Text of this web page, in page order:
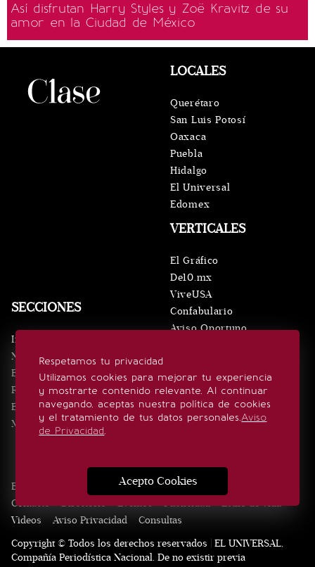
Así disfrutan Harry Styles y Zoë Kravitz de su
amor en la Ciudad de México
Respetamos tu privacidad
Utilizamos cookies para mejorar tu experiencia
y mostrarte contenido relevante. Al continuar
navegando, aceptas nuestra política de cookies
y el tratamiento de tus datos personales.Aviso
de Privacidad.
Acepto Cookies
SECCIONES
Inicio
Noticias
Eventos
Realeza
Estilo de vida
Minuto x Minuto
VERTICALES
El Gráfico
De10.mx
ViveUSA
Confabulario
Aviso Oportuno
LOCALES
Querétaro
San Luis Potosí
Oaxaca
Puebla
Hidalgo
El Universal
Edomex
SÍGUENOS
Edición Impresa Noticias Quiénes somos
Contacto
Directorio Eventos Publicidad
Estilo de vida
Videos
Aviso Privacidad
Consultas
Copyright © Todos los derechos reservados | EL UNIVERSAL,
Compañía Periodística Nacional. De no existir previa